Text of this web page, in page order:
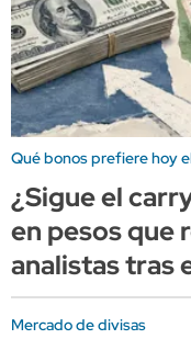
Qué bonos prefiere hoy
¿Sigue el
en pesos que
analistas tras
Mercado de divisas